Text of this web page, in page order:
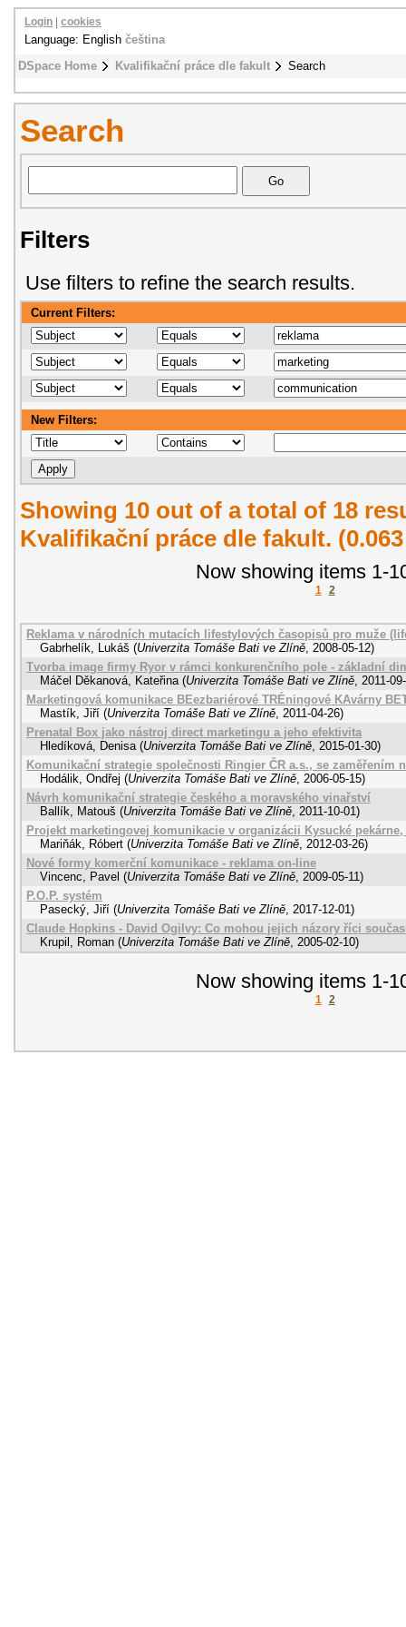
DSpace Home Kvalifikační práce dle fakult Search
Login cookies
Language: English čeština
Search
Filters
Use filters to refine the search results.
Current Filters:
New Filters:
Showing 10 out of a total of 18
Kvalifikační práce dle fakult.
Now showing items 1-
1 2
Reklama v národních mutacích lifestylových časopisů pro muže
Gabrhelík, Lukáš (Univerzita Tomáše Bati ve Zlíně 2008-05-12)
Tvorba image firmy Ryor v rámci konkurenčního pole - základní
Máčel Děkanová, Kateřina (Univerzita Tomáše Bati ve Zlíně 2011-
Marketingová komunikace BEezbariérové TRÉningové KAvárny
Mastík, Jiří (Univerzita Tomáše Bati ve Zlíně 2011-04-26)
Prenatal Box jako nástroj direct marketingu a jeho efektivita
Hledíková, Denisa (Univerzita Tomáše Bati ve Zlíně 2015-01-30)
Komunikační strategie společnosti Ringier ČR a.s., se zaměřením
Hodálik, Ondřej (Univerzita Tomáše Bati ve Zlíně 2006-05-15)
Návrh komunikační strategie českého a moravského vinařství
Ballík, Matouš (Univerzita Tomáše Bati ve Zlíně 2011-10-01)
Projekt marketingovej komunikacie v organizácii Kysucké pekárne,
Mariňák, Róbert (Univerzita Tomáše Bati ve Zlíně 2012-03-26)
Nové formy komerční komunikace - reklama on-line
Vincenc, Pavel (Univerzita Tomáše Bati ve Zlíně 2009-05-11)
P.O.P. systém
Pasecký, Jiří (Univerzita Tomáše Bati ve Zlíně 2017-12-01)
Claude Hopkins - David Ogilvy: Co mohou jejich názory říci
Krupil, Roman (Univerzita Tomáše Bati ve Zlíně 2005-02-10)
Now showing items 1-
1 2